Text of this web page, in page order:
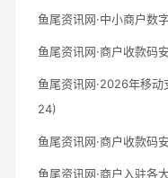
鱼尾资讯网·中小商户数
鱼尾资讯网·商户收款码
鱼尾资讯网·2026年移
24)
鱼尾资讯网·商户收款码
鱼尾资讯网·商户入驻各